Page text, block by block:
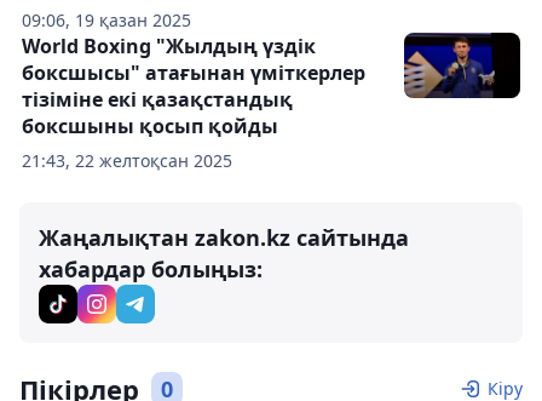
09:06, 19 қазан 2025
21:43, 22 желтоқсан 2025
World Boxing "Жылдың үздік
боксшысы" атағынан үміткерлер
тізіміне екі қазақстандық
боксшыны қосып қойды
Жаңалықтан zakon.kz сайтында
хабардар болыңыз:
Пікірлер 0 Кіру